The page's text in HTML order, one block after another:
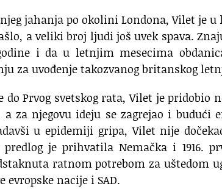
jahanja po okolini Londona, Vilet je u
a veliki broj ljudi još uvek spava.
i da u letnjim mesecima
za uvođenje takozvanog britanskog
Prvog svetskog rata, Vilet je pridobio
za njegovu ideju se zagrejao i budući
u epidemiji gripa, Vilet nije
predlog je prihvatila Nemačka i 1916.
ratnom potrebom za uštedom
evropske nacije i SAD.